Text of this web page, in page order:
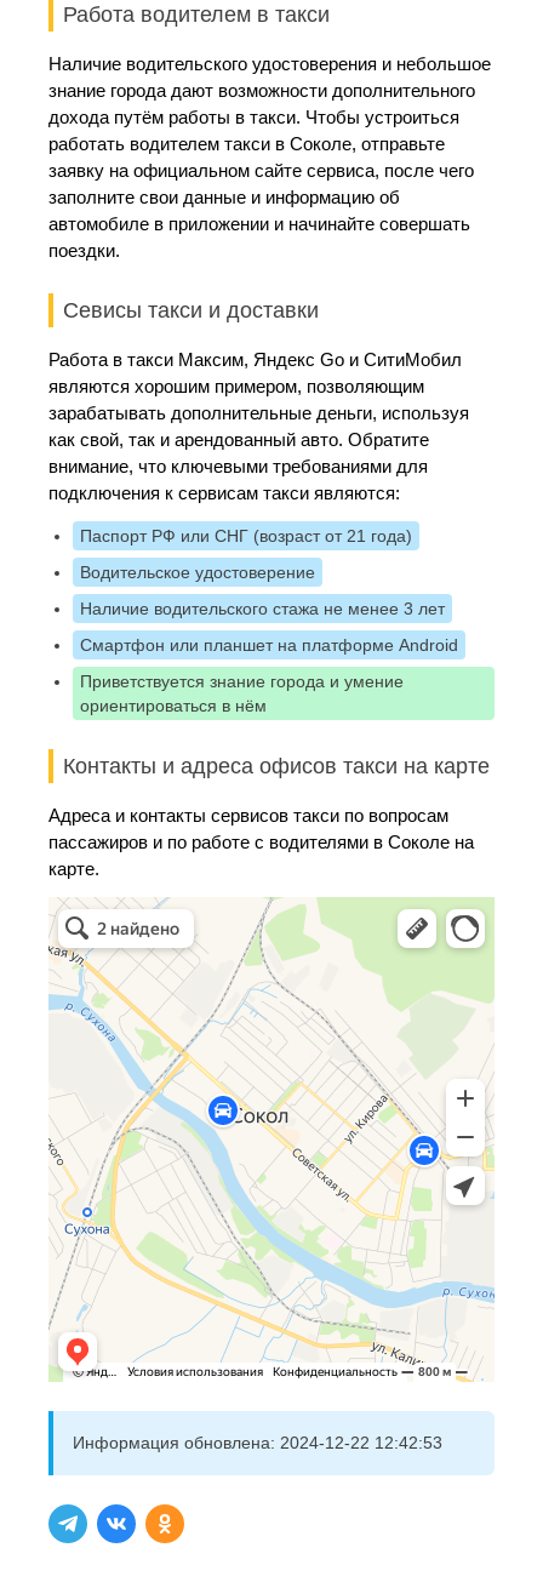
Работа водителем в такси
Наличие водительского удостоверения и небольшое
знание города дают возможности дополнительного
дохода путём работы в такси. Чтобы устроиться
работать водителем такси в Соколе, отправьте
заявку на официальном сайте сервиса, после чего
заполните свои данные и информацию об
автомобиле в приложении и начинайте совершать
поездки.
Севисы такси и доставки
Работа в такси Максим, Яндекс Go и СитиМобил
являются хорошим примером, позволяющим
зарабатывать дополнительные деньги, используя
как свой, так и арендованный авто. Обратите
внимание, что ключевыми требованиями для
подключения к сервисам такси являются:
Паспорт РФ или СНГ (возраст от 21 года)
Водительское удостоверение
Наличие водительского стажа не менее 3 лет
Смартфон или планшет на платформе Android
Приветствуется знание города и умение
ориентироваться в нём
Контакты и адреса офисов такси на карте
Адреса и контакты сервисов такси по вопросам
пассажиров и по работе с водителями в Соколе на
карте.
Информация обновлена: 2024-12-22 12:42:53